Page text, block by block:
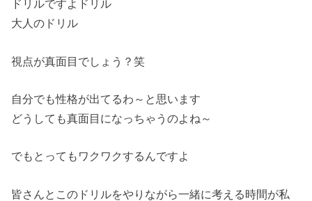
ドリルですよドリル
大人のドリル
視点が真面目でしょう？笑
自分でも性格が出てるわ～と思います
どうしても真面目になっちゃうのよね～
でもとってもワクワクするんですよ
皆さんとこのドリルをやりながら一緒に考える時間が私